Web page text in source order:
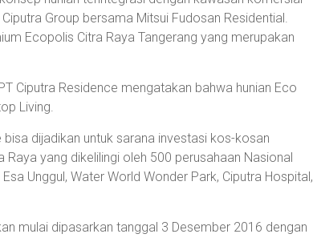
Group bersama Mitsui Fudosan Residential.
Ecopolis Citra Raya Tangerang yang merupakan
Ciputra Residence mengatakan bahwa hunian Eco
Living.
dijadikan untuk sarana investasi kos-kosan
yang dikelilingi oleh 500 perusahaan Nasional
Unggul, Water World Wonder Park, Ciputra Hospital,
mulai dipasarkan tanggal 3 Desember 2016 dengan